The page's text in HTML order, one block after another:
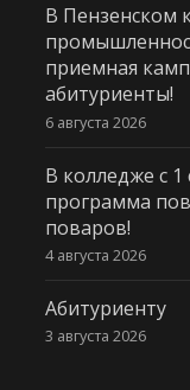
В Пензенском
приемная
абитуриенты!
6 августа 2026
В колледже с 1
программа
поваров!
4 августа 2026
Абитуриенту
3 августа 2026